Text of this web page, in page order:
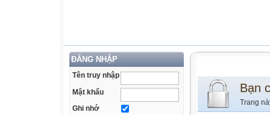
ĐĂNG NHẬP
Tên truy nhập
Mật khẩu
Ghi nhớ
Bạn
Trang